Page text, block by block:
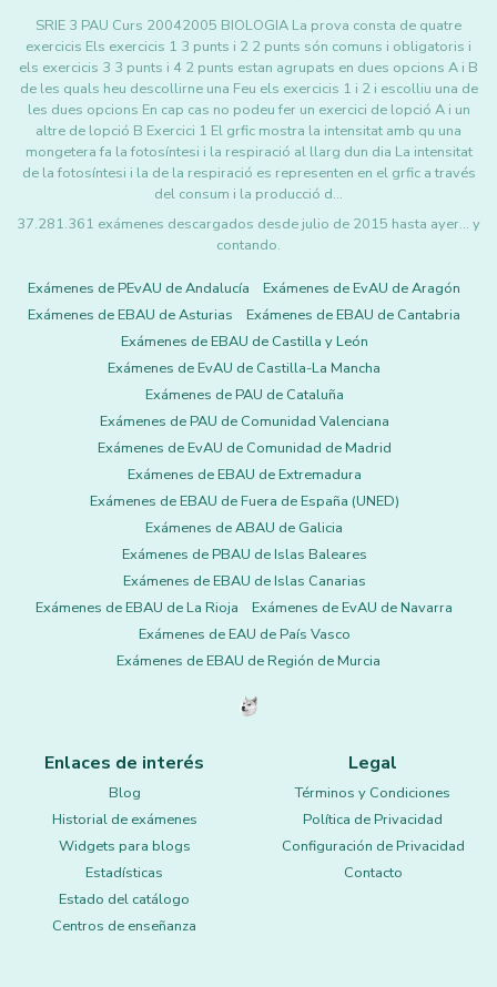
SRIE 3 PAU Curs 20042005 BIOLOGIA La prova consta de quatre
exercicis Els exercicis 1 3 punts i 2 2 punts són comuns i obligatoris i
els exercicis 3 3 punts i 4 2 punts estan agrupats en dues opcions A i B
de les quals heu descollirne una Feu els exercicis 1 i 2 i escolliu una de
les dues opcions En cap cas no podeu fer un exercici de lopció A i un
altre de lopció B Exercici 1 El grfic mostra la intensitat amb qu una
mongetera fa la fotosíntesi i la respiració al llarg dun dia La intensitat
de la fotosíntesi i la de la respiració es representen en el grfic a través
del consum i la producció d…
37.281.361 exámenes descargados desde julio de 2015 hasta ayer... y
contando.
Exámenes de PEvAU de Andalucía
Exámenes de EvAU de Aragón
Exámenes de EBAU de Asturias
Exámenes de EBAU de Cantabria
Exámenes de EBAU de Castilla y León
Exámenes de EvAU de Castilla-La Mancha
Exámenes de PAU de Cataluña
Exámenes de PAU de Comunidad Valenciana
Exámenes de EvAU de Comunidad de Madrid
Exámenes de EBAU de Extremadura
Exámenes de EBAU de Fuera de España (UNED)
Exámenes de ABAU de Galicia
Exámenes de PBAU de Islas Baleares
Exámenes de EBAU de Islas Canarias
Exámenes de EBAU de La Rioja
Exámenes de EvAU de Navarra
Exámenes de EAU de País Vasco
Exámenes de EBAU de Región de Murcia
Enlaces de interés
Blog
Historial de exámenes
Widgets para blogs
Estadísticas
Estado del catálogo
Centros de enseñanza
Legal
Términos y Condiciones
Política de Privacidad
Configuración de Privacidad
Contacto